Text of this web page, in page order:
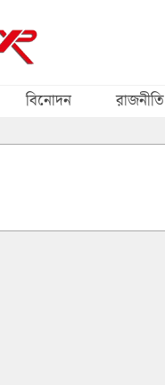
বিনোদন রাজনীতি